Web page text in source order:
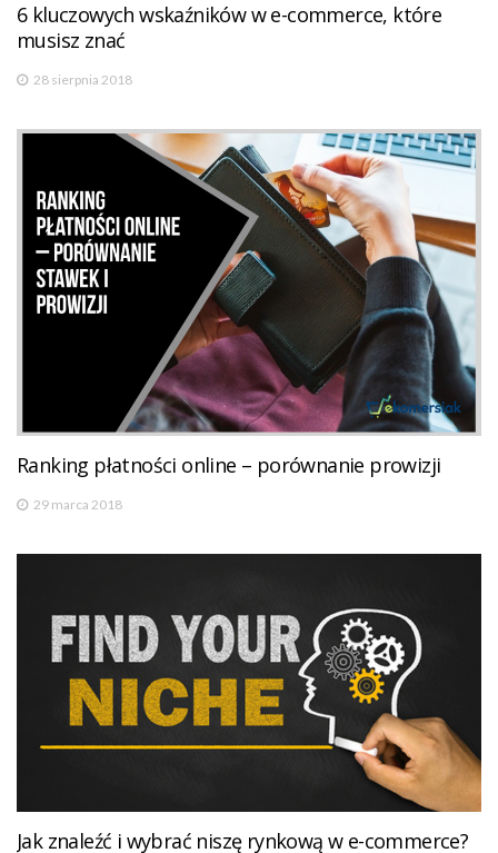
6 kluczowych wskaźników w e-commerce, które
musisz znać
28 sierpnia 2018
Ranking płatności online – porównanie prowizji
29 marca 2018
Jak znaleźć i wybrać niszę rynkową w e-commerce?